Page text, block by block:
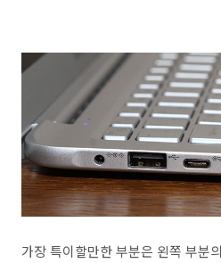
가장 특이할만한 부분은 왼쪽 부분